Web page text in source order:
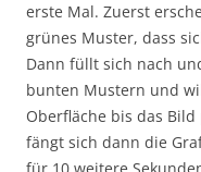
erste Mal. Zuerst
grünes Muster, dass
Dann füllt sich nach
bunten Mustern und
Oberfläche bis das
fängt sich dann die